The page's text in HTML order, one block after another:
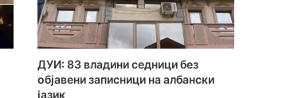
ДУИ: 83 владини седници без
објавени записници на албански
јазик